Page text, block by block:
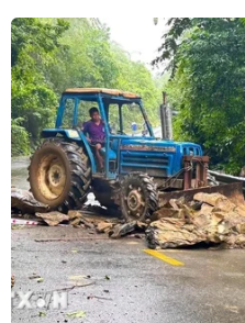
Cấp cứu thuyền